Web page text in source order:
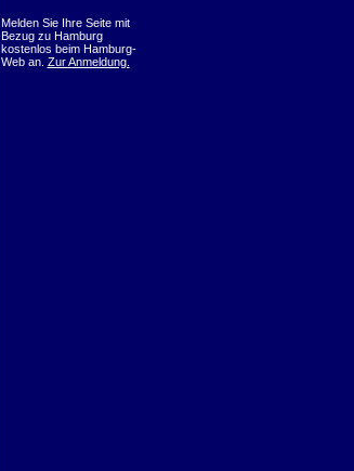
Melden Sie Ihre Seite mit
Bezug zu Hamburg
kostenlos beim Hamburg-
Web an. Zur Anmeldung.